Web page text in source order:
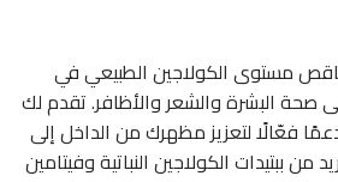
مستوى الكولاجين الطبيعي في
صحة البشرة والشعر والأظافر. تقدم لك
فعّالًا لتعزيز مظهرك من الداخل إلى
من ببتيدات الكولاجين النباتية وفيتامين